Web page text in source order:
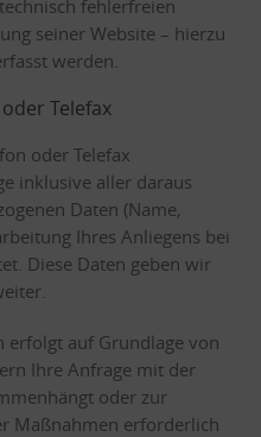
fehlerfreien
seiner Website – hierzu
werden.
Telefax
oder Telefax
inklusive aller daraus
Daten (Name,
Ihres Anliegens bei
Diese Daten geben wir
erfolgt auf Grundlage von
Ihre Anfrage mit der
oder zur
Maßnahmen erforderlich